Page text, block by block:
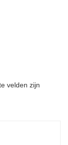
velden zijn